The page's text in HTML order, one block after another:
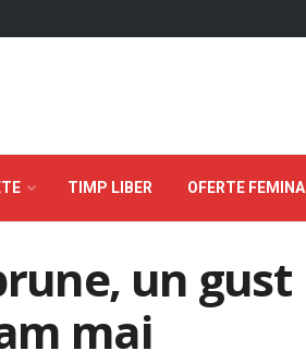
TIMP LIBER OFERTE FEMINA
un gust
mai